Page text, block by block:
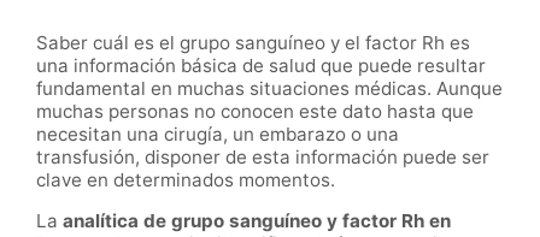
Saber cuál es el grupo sanguíneo y el factor Rh es
una información básica de salud que puede resultar
fundamental en muchas situaciones médicas. Aunque
muchas personas no conocen este dato hasta que
necesitan una cirugía, un embarazo o una
transfusión, disponer de esta información puede ser
clave en determinados momentos.
La analítica de grupo sanguíneo y factor Rh en